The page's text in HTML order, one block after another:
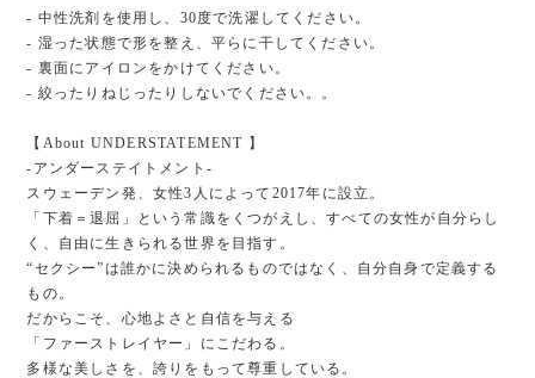
- 中性洗剤を使用し、30度で洗濯してください。
- 湿った状態で形を整え、平らに干してください。
- 裏面にアイロンをかけてください。
- 絞ったりねじったりしないでください。。
【About UNDERSTATEMENT 】
-アンダーステイトメント-
スウェーデン発、女性3人によって2017年に設立。
「下着＝退屈」という常識をくつがえし、すべての女性が自分らし
く、自由に生きられる世界を目指す。
“セクシー”は誰かに決められるものではなく、自分自身で定義する
もの。
だからこそ、心地よさと自信を与える
「ファーストレイヤー」にこだわる。
多様な美しさを、誇りをもって尊重している。